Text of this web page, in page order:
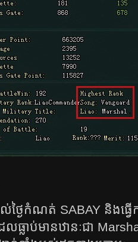
ងៃកំណត់ SABAY ​និង​ធ្វ
ធ្លាប់​មាន​ឋានៈ​ជា